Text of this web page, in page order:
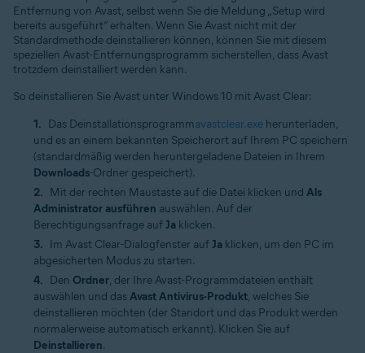
Entfernung von Avast, selbst wenn Sie die Meldung „Setup wird
bereits ausgeführt“ erhalten. Wenn Sie Avast nicht mit der
Standardmethode deinstallieren können, können Sie mit diesem
speziellen Avast-Entfernungsprogramm sicherstellen, dass Avast
trotzdem deinstalliert werden kann.
So deinstallieren Sie Avast unter Windows 10 mit Avast Clear:
Das Deinstallationsprogrammavastclear.exe herunterladen,
und es an einem bekannten Speicherort auf Ihrem PC speichern
(standardmäßig werden heruntergeladene Dateien in Ihrem
Downloads-Ordner gespeichert).
Mit der rechten Maustaste auf die Datei klicken und Als
Administrator ausführen auswählen. Auf der
Berechtigungsanfrage aufJa klicken.
Im Avast Clear-Dialogfenster aufJa klicken, um den PC im
abgesicherten Modus zu starten.
Den Ordner, der Ihre Avast-Programmdateien enthält
auswählen und dasAvast Antivirus-Produkt, welches Sie
deinstallieren möchten (der Standort und das Produkt werden
normalerweise automatisch erkannt). Klicken Sie auf
Deinstallieren.